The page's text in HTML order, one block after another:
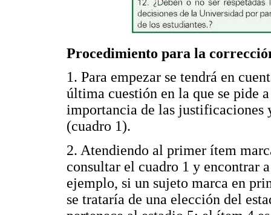
Procedimiento para la
1. Para empezar se tendrá en
última cuestión en la que se pide
importancia de las justificaciones
(cuadro 1).
2. Atendiendo al primer ítem
consultar el cuadro 1 y encontrar
ejemplo, si un sujeto marca en
se trataría de una elección del